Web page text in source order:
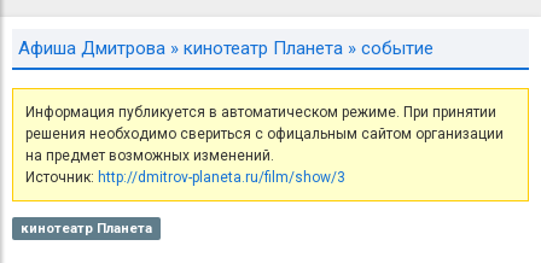
Афиша Дмитрова » кинотеатр Планета » событие
Информация публикуется в автоматическом режиме. При принятии
решения необходимо свериться с офицальным сайтом организации
на предмет возможных изменений.
Источник: http://dmitrov-planeta.ru/film/show/3
кинотеатр Планета